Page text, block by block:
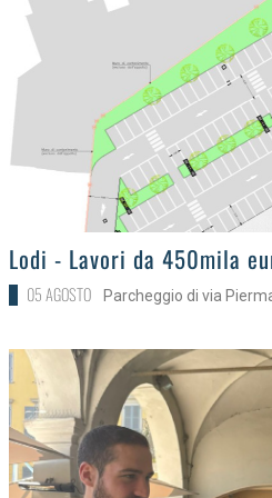
>Lodi - Lavori da 450mila
05 AGOSTO Parcheggio di via